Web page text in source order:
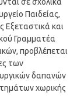
Παιδείας,
Εξεταστικά και
Γραμματέα
προβλέπεται
των
δαπανών
χωρικής